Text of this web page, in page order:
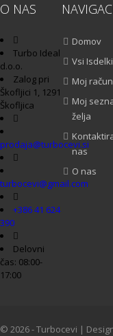
O NAS
Turbo Ideal
d.o.o.
Zalog pri
Škofljici 1, 1291
Škofljica
prodaja@turbocevi.si
turbocevi@gmail.com
+386 41 624
390
Delovni
čas: 08:00-
17:00
Domov
Vsi Isdelki
Moj račun
Moj
želja
nas
O nas
© 2026 - Turbocevi |